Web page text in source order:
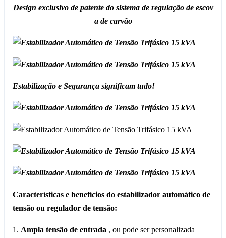
Design exclusivo de patente do sistema de regulação de escov
a de carvão
Estabilização e Segurança significam tudo!
Características e benefícios do estabilizador automático de
tensão ou regulador de tensão:
1. Ampla tensão de entrada , ou pode ser personalizada